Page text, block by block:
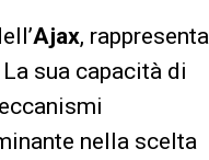
Ajax, rappresenta
sua capacità di
nella scelta